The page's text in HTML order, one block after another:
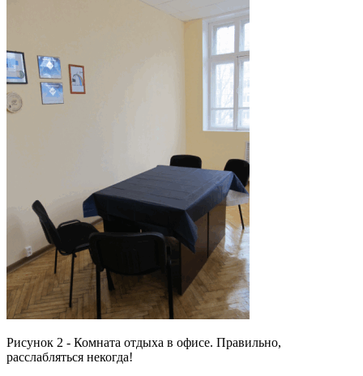
Рисунок 2 - Комната отдыха в офисе. Правильно,
расслабляться некогда!